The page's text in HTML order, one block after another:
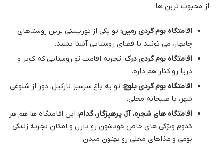
از محبوب ترین ها:
اقامتگاه بوم گردی رمین: تو یکی از توریستی ترین روستاهای
چابهار، می تونید با فضای روستایی آشنا بشید.
اقامتگاه بوم گردی درک: تجربه اقامت تو روستایی که کویر و
دریا رو کنار هم داره.
اقامتگاه بوم گردی بلوچ: تو یه باغ سرسبز نارگیل، دور از شلوغی
شهر، با صبحانه محلی.
اقامتگاه های شجره، آژ، پرهیزگار، گدام: این اقامتگاه ها هم هر
کدوم ویژگی های خاص خودشون رو دارن و امکان تجربه زندگی
بومی و غذاهای محلی رو بهتون میدن.